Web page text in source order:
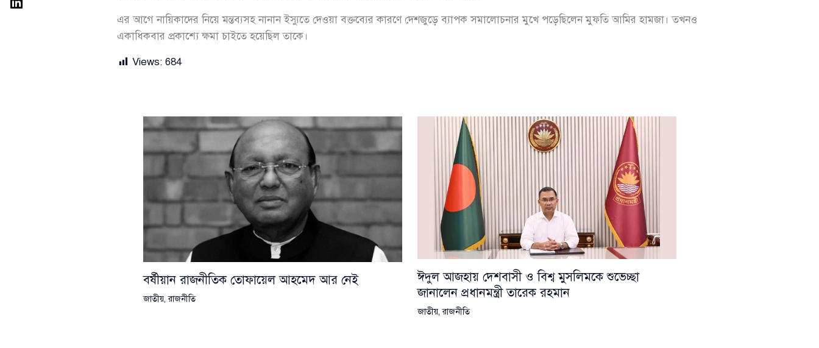
এর আগে নায়িকাদের নিয়ে মন্তব্যসহ নানান ইস্যুতে দেওয়া বক্তব্যের কারণে দেশজুড়ে ব্যাপক সমালোচনার মুখে পড়েছিলেন মুফতি আমির হামজা। তখনও
একাধিকবার প্রকাশ্যে ক্ষমা চাইতে হয়েছিল তাকে।
Views: 684
বর্ষীয়ান রাজনীতিক তোফায়েল আহমেদ আর নেই
জাতীয়,রাজনীতি
ঈদুল আজহায় দেশবাসী ও বিশ্ব মুসলিমকে শুভেচ্ছা
জানালেন প্রধানমন্ত্রী তারেক রহমান
জাতীয়,রাজনীতি